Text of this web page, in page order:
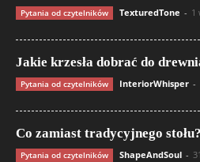
Pytania od czytelników TexturedTone - 1
Jakie krzesła dobrać do
Pytania od czytelników InteriorWhisper -
Co zamiast tradycyjnego stołu?
Pytania od czytelników ShapeAndSoul -